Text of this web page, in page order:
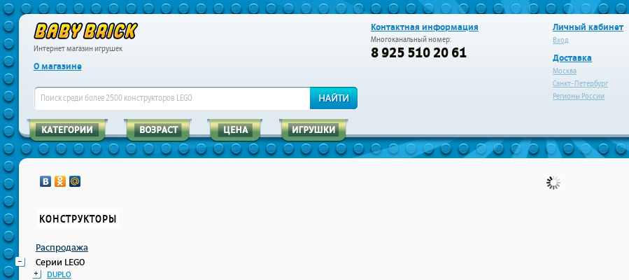
Интернет магазин игрушек
О магазине
Контактная информация
Многоканальный номер:
8 925 510 20 61
Личный кабинет
Вход
Доставка
Москва
Санкт-Петербург
Регионы России
КОНСТРУКТОРЫ
Распродажа
Серии LEGO
DUPLO